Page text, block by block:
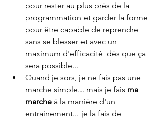
pour rester au plus près de la
programmation et garder la forme
pour être capable de reprendre
sans se blesser et avec un
maximum d'efficacité  dès que ça
sera possible...
Quand je sors, je ne fais pas une
marche simple... mais je fais ma
marche à la manière d'un
entrainement... je la fais de